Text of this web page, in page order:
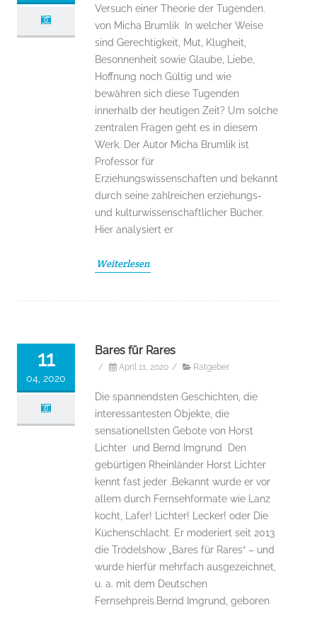
Versuch einer Theorie der Tugenden.
von Micha Brumlik In welcher Weise
sind Gerechtigkeit, Mut, Klugheit,
Besonnenheit sowie Glaube, Liebe,
Hoffnung noch Gültig und wie
bewähren sich diese Tugenden
innerhalb der heutigen Zeit? Um solche
zentralen Fragen geht es in diesem
Werk. Der Autor Micha Brumlik ist
Professor für
Erziehungswissenschaften und bekannt
durch seine zahlreichen erziehungs-
und kulturwissenschaftlicher Bücher.
Hier analysiert er
Weiterlesen
11
04, 2020
Bares für Rares
/ April 11, 2020 / Ratgeber
Die spannendsten Geschichten, die
interessantesten Objekte, die
sensationellsten Gebote von Horst
Lichter und Bernd Imgrund Den
gebürtigen Rheinländer Horst Lichter
kennt fast jeder .Bekannt wurde er vor
allem durch Fernsehformate wie Lanz
kocht, Lafer! Lichter! Lecker! oder Die
Küchenschlacht. Er moderiert seit 2013
die Trödelshow „Bares für Rares“ – und
wurde hierfür mehrfach ausgezeichnet,
u. a. mit dem Deutschen
Fernsehpreis.Bernd Imgrund, geboren